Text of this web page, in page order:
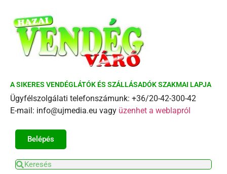
A SIKERES VENDÉGLÁTÓK ÉS SZÁLLÁSADÓK SZAKMAI LAPJA
Ügyfélszolgálati telefonszámunk: +36/20-42-300-42
E-mail: info@ujmedia.eu vagy üzenhet a weblapról
Belépés